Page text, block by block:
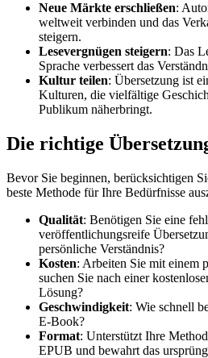
Neue Märkte erschließen:
weltweit verbinden und das
steigern.
Lesevergnügen steigern: Das
Sprache verbessert das
Kultur teilen: Übersetzung ist
Kulturen, die vielfältige
Publikum näherbringt.
Die richtige
Bevor Sie beginnen, berücksichtigen
beste Methode für Ihre Bedürfnisse
Qualität: Benötigen Sie eine
veröffentlichungsreife
persönliche Verständnis?
Kosten: Arbeiten Sie mit einem
suchen Sie nach einer
Lösung?
Geschwindigkeit: Wie schnell
E-Book?
Format: Unterstützt Ihre
EPUB und bewahrt das